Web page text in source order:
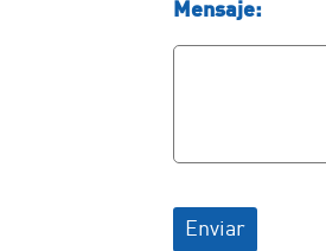
Mensaje:
Enviar